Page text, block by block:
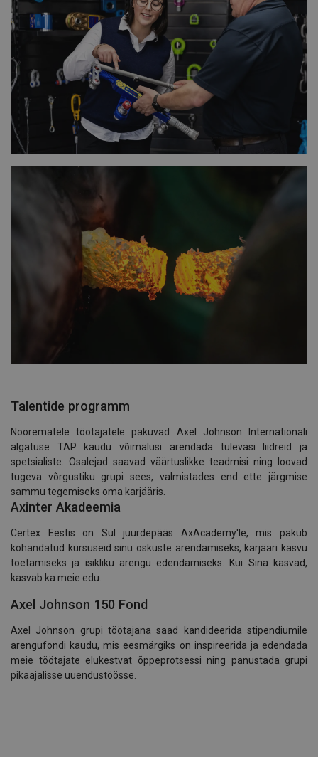
Talentide programm
Noorematele töötajatele pakuvad Axel Johnson Internationali
algatuse TAP kaudu võimalusi arendada tulevasi liidreid ja
spetsialiste. Osalejad saavad väärtuslikke teadmisi ning loovad
tugeva võrgustiku grupi sees, valmistades end ette järgmise
sammu tegemiseks oma karjääris.
Axinter Akadeemia
Certex Eestis on Sul juurdepääs AxAcademy'le, mis pakub
kohandatud kursuseid sinu oskuste arendamiseks, karjääri kasvu
toetamiseks ja isikliku arengu edendamiseks. Kui Sina kasvad,
kasvab ka meie edu.
Axel Johnson 150 Fond
Axel Johnson grupi töötajana saad kandideerida stipendiumile
arengufondi kaudu, mis eesmärgiks on inspireerida ja edendada
meie töötajate elukestvat õppeprotsessi ning panustada grupi
pikaajalisse uuendustöösse.